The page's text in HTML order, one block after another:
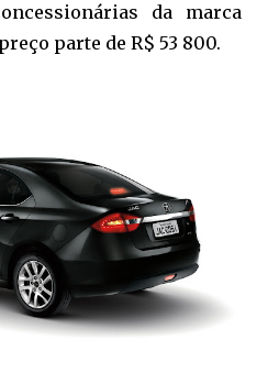
da marca
parte de R$ 53 800.